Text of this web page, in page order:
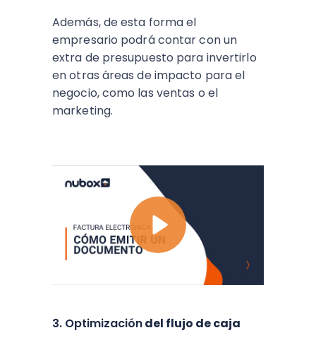
Además, de esta forma el
empresario podrá contar con un
extra de presupuesto para invertirlo
en otras áreas de impacto para el
negocio, como las ventas o el
marketing.
3. Optimizacióndel flujo de caja